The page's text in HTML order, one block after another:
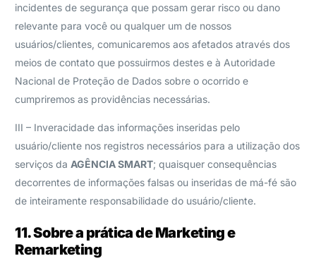
incidentes de segurança que possam gerar risco ou dano
relevante para você ou qualquer um de nossos
usuários/clientes, comunicaremos aos afetados através dos
meios de contato que possuirmos destes e à Autoridade
Nacional de Proteção de Dados sobre o ocorrido e
cumpriremos as providências necessárias.
III – Inveracidade das informações inseridas pelo
usuário/cliente nos registros necessários para a utilização dos
serviços da AGÊNCIA SMART; quaisquer consequências
decorrentes de informações falsas ou inseridas de má-fé são
de inteiramente responsabilidade do usuário/cliente.
11. Sobre a prática de Marketing e
Remarketing